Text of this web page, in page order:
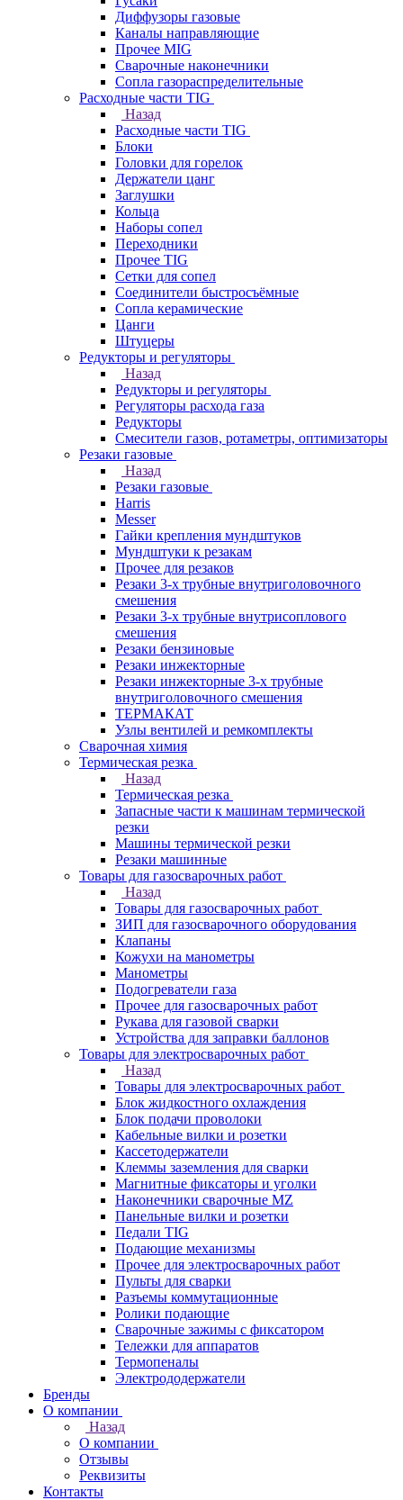
Диффузоры газовые
Каналы направляющие
Прочее MIG
Сварочные наконечники
Сопла газораспределительные
Расходные части TIG
Назад
Расходные части TIG
Блоки
Головки для горелок
Держатели цанг
Заглушки
Кольца
Наборы сопел
Переходники
Прочее TIG
Сетки для сопел
Соединители быстросъёмные
Сопла керамические
Цанги
Штуцеры
Редукторы и регуляторы
Назад
Редукторы и регуляторы
Регуляторы расхода газа
Редукторы
Смесители газов, ротаметры, оптимизаторы
Резаки газовые
Назад
Резаки газовые
Harris
Messer
Гайки крепления мундштуков
Мундштуки к резакам
Прочее для резаков
Резаки 3-х трубные внутриголовочного
смешения
Резаки 3-х трубные внутрисоплового
смешения
Резаки бензиновые
Резаки инжекторные
Резаки инжекторные 3-х трубные
внутриголовочного смешения
ТЕРМАКАТ
Узлы вентилей и ремкомплекты
Сварочная химия
Термическая резка
Назад
Термическая резка
Запасные части к машинам термической
резки
Машины термической резки
Резаки машинные
Товары для газосварочных работ
Назад
Товары для газосварочных работ
ЗИП для газосварочного оборудования
Клапаны
Кожухи на манометры
Манометры
Подогреватели газа
Прочее для газосварочных работ
Рукава для газовой сварки
Устройства для заправки баллонов
Товары для электросварочных работ
Назад
Товары для электросварочных работ
Блок жидкостного охлаждения
Блок подачи проволоки
Кабельные вилки и розетки
Кассетодержатели
Клеммы заземления для сварки
Магнитные фиксаторы и уголки
Наконечники сварочные MZ
Панельные вилки и розетки
Педали TIG
Подающие механизмы
Прочее для электросварочных работ
Пульты для сварки
Разъемы коммутационные
Ролики подающие
Сварочные зажимы с фиксатором
Тележки для аппаратов
Термопеналы
Электрододержатели
Бренды
О компании
Назад
О компании
Отзывы
Реквизиты
Контакты